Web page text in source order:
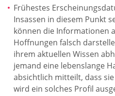
Frühestes
Insassen in diesem Punkt
können die Informationen
Hoffnungen falsch
ihrem aktuellen Wissen
jemand eine lebenslange
absichtlich mitteilt, dass
wird ein solches Profil